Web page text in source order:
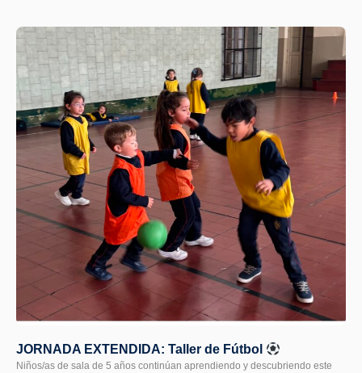
JORNADA EXTENDIDA: Taller de Fútbol
Niños/as de sala de 5 años continúan aprendiendo y descubriendo este